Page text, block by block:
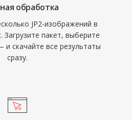
обработка
JP2-изображений в
Загрузите пакет, выберите
скачайте все результаты
сразу.